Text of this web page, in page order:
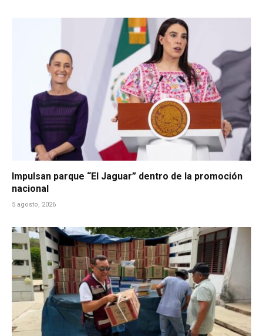
Impulsan parque “El Jaguar” dentro de la promoción
nacional
5 agosto, 2026